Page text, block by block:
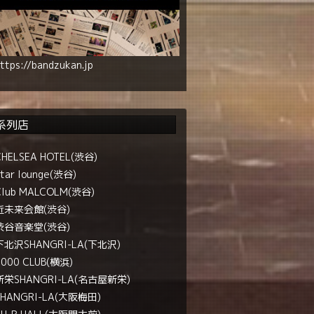
bandzukan.jp
列店
HOTEL(渋谷)
lounge(渋谷)
MALCOLM(渋谷)
未来会館(渋谷)
谷音楽堂(渋谷)
北沢SHANGRI-LA(下北沢)
CLUB(横浜)
栄SHANGRI-LA(名古屋新栄)
LA(大阪梅田)